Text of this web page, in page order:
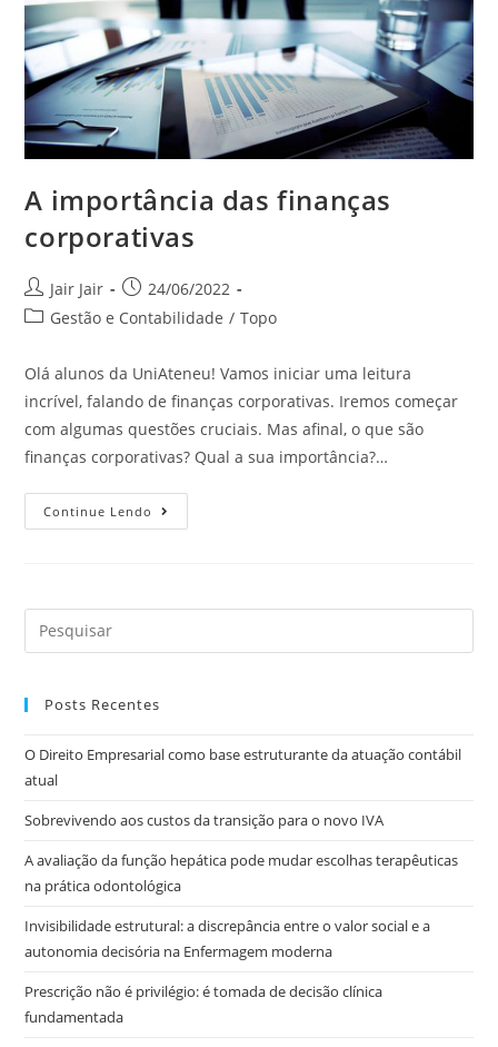
A importância das finanças
corporativas
Jair Jair
24/06/2022
Gestão e Contabilidade / Topo
Olá alunos da UniAteneu! Vamos iniciar uma leitura
incrível, falando de finanças corporativas. Iremos começar
com algumas questões cruciais. Mas afinal, o que são
finanças corporativas? Qual a sua importância?…
Continue Lendo
Posts Recentes
O Direito Empresarial como base estruturante da atuação contábil
atual
Sobrevivendo aos custos da transição para o novo IVA
A avaliação da função hepática pode mudar escolhas terapêuticas
na prática odontológica
Invisibilidade estrutural: a discrepância entre o valor social e a
autonomia decisória na Enfermagem moderna
Prescrição não é privilégio: é tomada de decisão clínica
fundamentada